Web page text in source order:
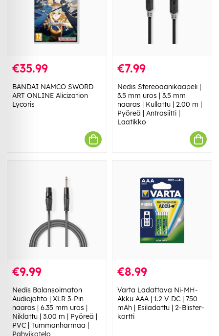
€35.99
BANDAI NAMCO SWORD
ART ONLINE Alicization
Lycoris
€7.99
Nedis Stereoäänikaapeli |
3.5 mm uros | 3.5 mm
naaras | Kullattu | 2.00 m |
Pyöreä | Antrasiitti |
Laatikko
€9.99
Nedis Balansoimaton
Audiojohto | XLR 3-Pin
naaras | 6.35 mm uros |
Niklattu | 3.00 m | Pyöreä |
PVC | Tummanharmaa |
Pahvikotelo
€8.99
Varta Ladattava Ni-MH-
Akku AAA | 1.2 V DC | 750
mAh | Esiladattu | 2-Blister-
kortti